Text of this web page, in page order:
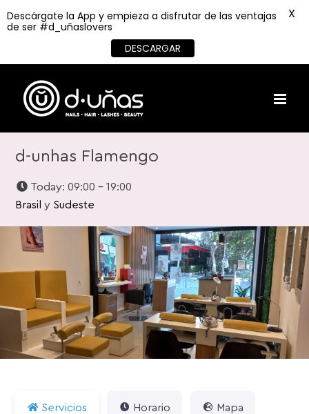
content
d-unhas Flamengo
Today: 09:00 - 19:00
Brasil y Sudeste
Servicios Horario Mapa
Descárgate la App y empieza a disfrutar de las ventajas
de ser #d_uñaslovers
DESCARGAR
X